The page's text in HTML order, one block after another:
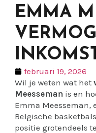
EMMA
februari 19, 2026
Wil je weten wat het
Meesseman is en
Emma Meesseman,
Belgische
positie grotendeels